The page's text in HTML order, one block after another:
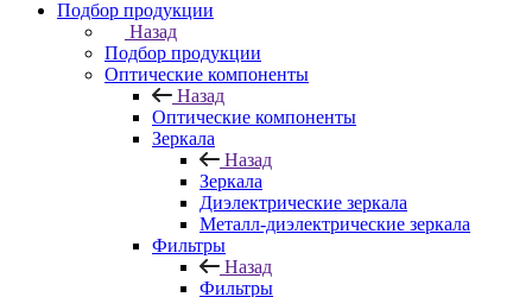
Подбор продукции
Назад
Подбор продукции
Оптические компоненты
Назад
Оптические компоненты
Зеркала
Назад
Зеркала
Диэлектрические зеркала
Металл-диэлектрические зеркала
Фильтры
Назад
Фильтры